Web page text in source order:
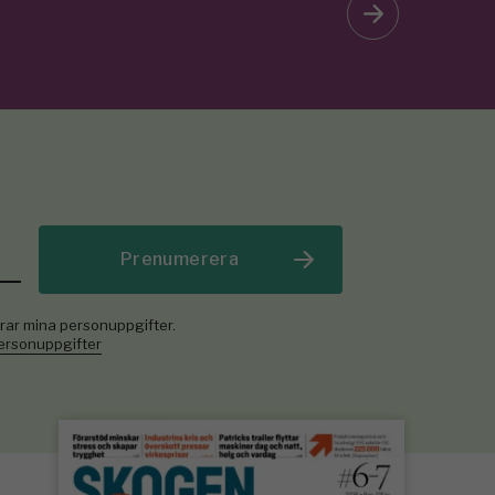
Prenumerera
mina personuppgifter.